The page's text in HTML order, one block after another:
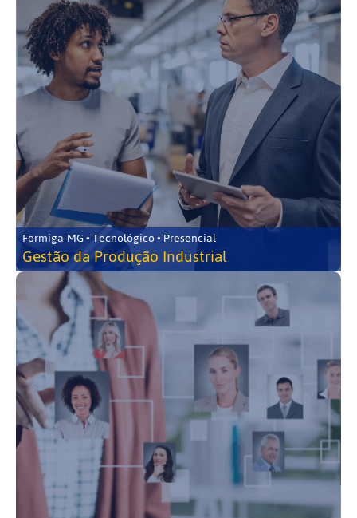
Formiga-MG • Tecnológico • Presencial
Gestão da Produção Industrial